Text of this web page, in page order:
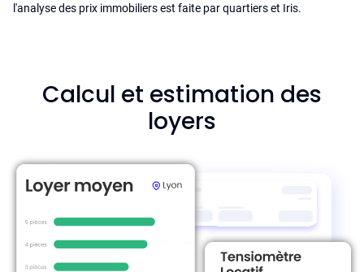
l'analyse des prix immobiliers est faite par quartiers et Iris.
Calcul et estimation des
loyers